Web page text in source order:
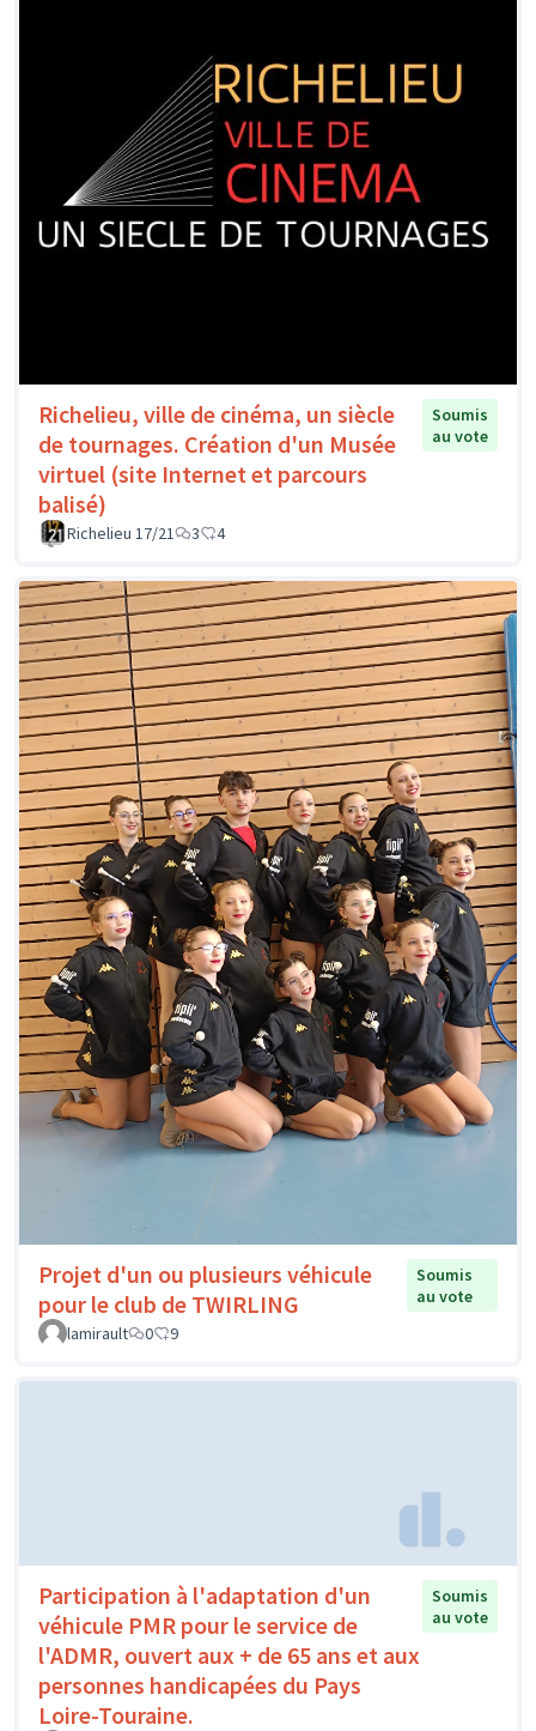
Richelieu, ville de cinéma, un siècle
de tournages. Création d'un Musée
virtuel (site Internet et parcours
balisé)
Soumis
au vote
Richelieu 17/21 3 4
Projet d'un ou plusieurs véhicule
pour le club de TWIRLING
Soumis
au vote
lamirault
0 9
Participation à l'adaptation d'un
véhicule PMR pour le service de
l'ADMR, ouvert aux + de 65 ans et aux
personnes handicapées du Pays
Loire-Touraine.
Soumis
au vote